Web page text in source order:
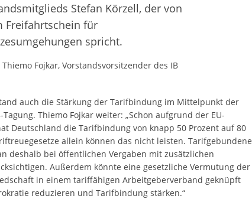
Stefan Körzell, der von
Freifahrtschein für
spricht.
Thiemo Fojkar, Vorstandsvorsitzender des IB
auch die Stärkung der Tarifbindung im Mittelpunkt der
Thiemo Fojkar weiter: „Schon aufgrund der EU-
Deutschland die Tarifbindung von knapp 50 Prozent auf 80
allein können das nicht leisten. Tarifgebundene
deshalb bei öffentlichen Vergaben mit zusätzlichen
Außerdem könnte eine gesetzliche Vermutung der
in einem tariffähigen Arbeitgeberverband geknüpft
reduzieren und Tarifbindung stärken.“